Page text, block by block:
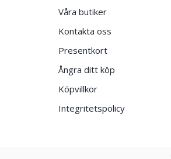
Våra butiker
Kontakta oss
Presentkort
Ångra ditt köp
Köpvillkor
Integritetspolicy